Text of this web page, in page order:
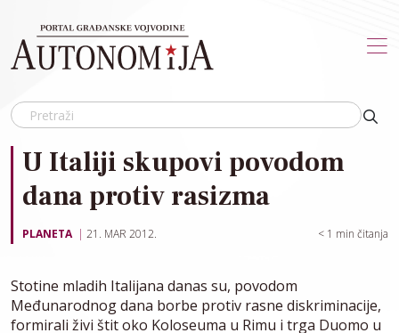
U Italiji skupovi povodom
dana protiv rasizma
PLANETA 21. MAR 2012. < 1 min čitanja
Stotine mladih Italijana danas su, povodom
Međunarodnog dana borbe protiv rasne diskriminacije,
formirali živi štit oko Koloseuma u Rimu i trga Duomo u